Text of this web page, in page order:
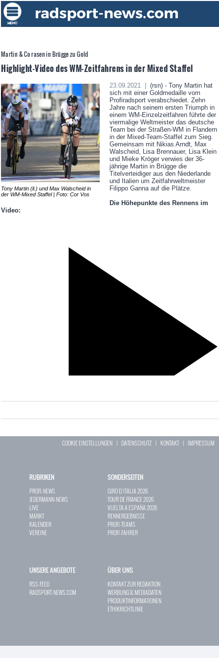
Martin & Co rasen in Brügge zu Gold
Highlight-Video des WM-Zeitfahrens in der Mixed Staffel
Tony Martin (li.) und Max Walscheid in
der WM-Mixed Staffel | Foto: Cor Vos
23.09.2021 |
(rsn) - Tony Martin hat
sich mit einer Goldmedaille vom
Profiradsport verabschiedet. Zehn
Jahre nach seinem ersten Triumph in
einem WM-Einzelzeitfahren führte der
viermalige Weltmeister das deutsche
Team bei der Straßen-WM in Flandern
in der Mixed-Team-Staffel zum Sieg.
Gemeinsam mit Nikias Arndt, Max
Walscheid, Lisa Brennauer, Lisa Klein
und Mieke Kröger verwies der 36-
jährige Martin in Brügge die
Titelverteidiger aus den Niederlande
und Italien um Zeitfahrweltmeister
Filippo Ganna auf die Plätze.
Die Höhepunkte des Rennens im
Video:
COOKIE EINSTELLUNGEN | DATENSCHUTZ | KONTAKT| IMPRESSUM
RUBRIKEN
PROFI-NEWS
JEDERMANN-NEWS
LIVE
MARKT
KALENDER
VEREINE
SONDERSEITEN
GIRO D`ITALIA 2026
TOUR DE FRANCE 2026
VUELTA A ESPAÑA 2026
RENNERGEBNISSE
PROFI-TEAMS
PROFI-FAHRER
UNSERE ANGEBOTE
RSS-FEED
RADSPORT-NEWS.COM
ÜBER UNS
KONTAKT ZUR REDAKTION
WERBUNG & MEDIADATEN
PRODUKTINFORMATIONEN
ETHIKRICHTLINIE